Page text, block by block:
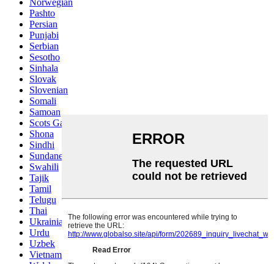
Norwegian
Pashto
Persian
Punjabi
Serbian
Sesotho
Sinhala
Slovak
Slovenian
Somali
Samoan
Scots Gaelic
Shona
Sindhi
Sundanese
Swahili
Tajik
Tamil
Telugu
Thai
Ukrainian
Urdu
Uzbek
Vietnamese